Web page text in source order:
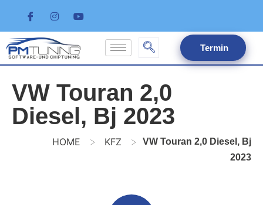
Termin
VW Touran 2,0
Diesel, Bj 2023
HOME > KFZ >
VW Touran 2,0 Diesel, Bj
2023